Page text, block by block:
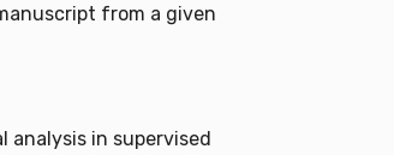
from a given
analysis in supervised